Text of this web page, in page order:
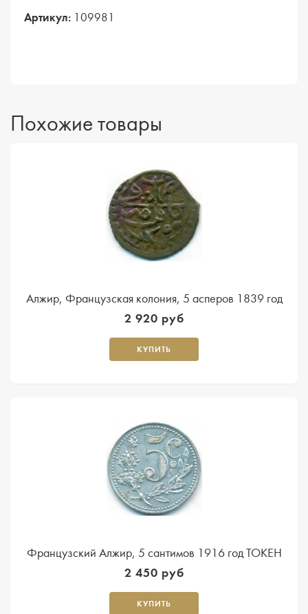
Артикул: 109981
Похожие товары
Алжир, Французская колония, 5 асперов 1839 год
2 920 руб
КУПИТЬ
Французский Алжир, 5 сантимов 1916 год ТОКЕН
2 450 руб
КУПИТЬ